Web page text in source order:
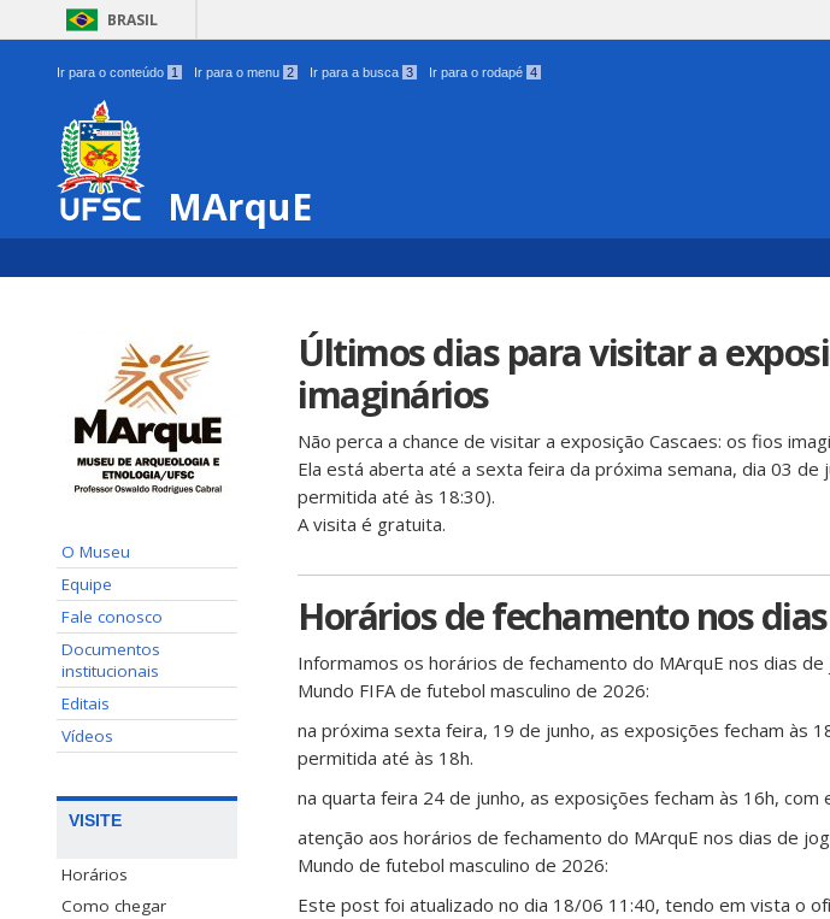
BRASIL
Ir para o conteúdo 1 Ir para o menu 2 Ir para a busca 3 Ir para o rodapé 4
MArquE
O Museu
Equipe
Fale conosco
Documentos
institucionais
Editais
Vídeos
VISITE
Horários
Como chegar
Últimos dias para visitar a
imaginários
Não perca a chance de visitar a exposição Cascaes: os fios
Ela está aberta até a sexta feira da próxima semana, dia 03
permitida até às 18:30).
A visita é gratuita.
Horários de fechamento nos
Informamos os horários de fechamento do MArquE nos dias
Mundo FIFA de futebol masculino de 2026:
na próxima sexta feira, 19 de junho, as exposições fecham às
permitida até às 18h.
na quarta feira 24 de junho, as exposições fecham às 16h, com
atenção aos horários de fechamento do MArquE nos dias de
Mundo de futebol masculino de 2026:
Este post foi atualizado no dia 18/06 11:40, tendo em vista o